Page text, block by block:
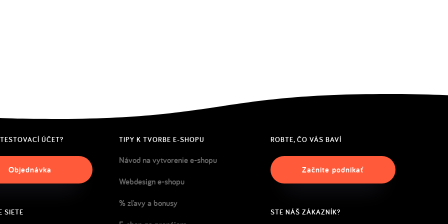
ÚČET?
Objednávka
SIETE
TIPY K TVORBE E-SHOPU
Návod na vytvorenie e-shopu
Webdesign e-shopu
% zľavy a bonusy
ROBTE, ČO VÁS BAVÍ
Začnite podnikať
STE NÁŠ ZÁKAZNÍK?